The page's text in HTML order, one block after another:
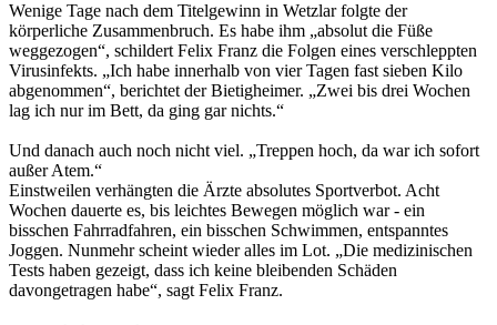
Wenige Tage nach dem Titelgewinn in Wetzlar folgte der
körperliche Zusammenbruch. Es habe ihm „absolut die Füße
weggezogen“, schildert Felix Franz die Folgen eines verschleppten
Virusinfekts. „Ich habe innerhalb von vier Tagen fast sieben Kilo
abgenommen“, berichtet der Bietigheimer. „Zwei bis drei Wochen
lag ich nur im Bett, da ging gar nichts.“
Und danach auch noch nicht viel. „Treppen hoch, da war ich sofort
außer Atem.“
Einstweilen verhängten die Ärzte absolutes Sportverbot. Acht
Wochen dauerte es, bis leichtes Bewegen möglich war - ein
bisschen Fahrradfahren, ein bisschen Schwimmen, entspanntes
Joggen. Nunmehr scheint wieder alles im Lot. „Die medizinischen
Tests haben gezeigt, dass ich keine bleibenden Schäden
davongetragen habe“, sagt Felix Franz.